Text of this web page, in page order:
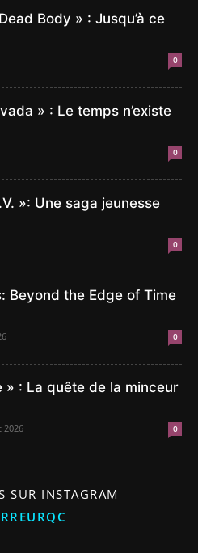
Body » : Jusqu’à ce
0
» : Le temps n’existe
0
»: Une saga jeunesse
0
Beyond the Edge of Time
0
: La quête de la minceur
2026 0
SUR INSTAGRAM